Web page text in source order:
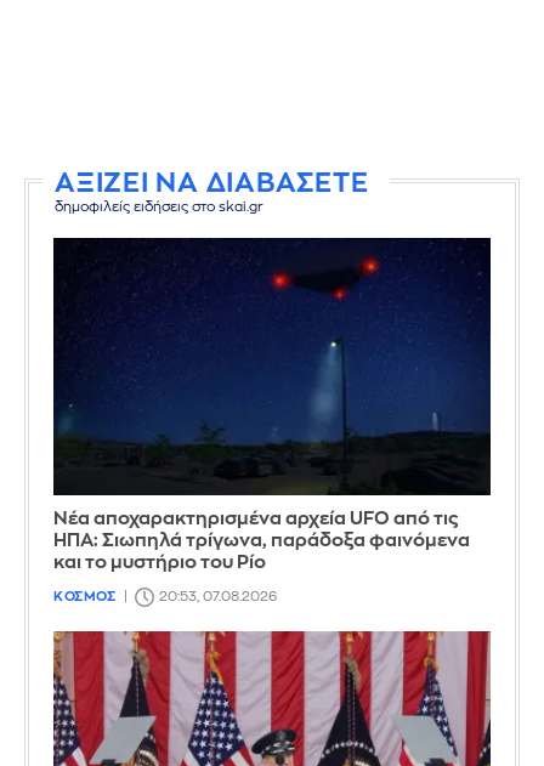
ΑΞΙΖΕΙ ΝΑ ΔΙΑΒΑΣΕΤΕ
δημοφιλείς ειδήσεις στο skai.gr
Νέα αποχαρακτηρισμένα αρχεία UFO από τις
ΗΠΑ: Σιωπηλά τρίγωνα, παράδοξα φαινόμενα
και το μυστήριο του Ρίο
ΚΟΣΜΟΣ 20:53, 07.08.2026